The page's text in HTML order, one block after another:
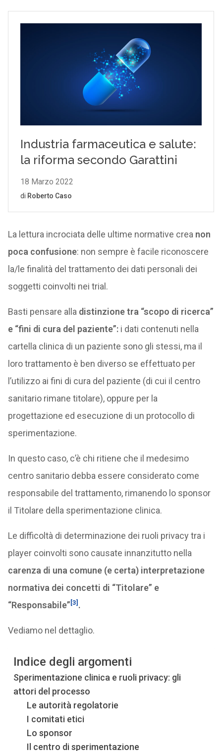
La lettura incrociata delle ultime normative crea non
poca confusione: non sempre è facile riconoscere
la/le finalità del trattamento dei dati personali dei
soggetti coinvolti nei trial.
Basti pensare alla distinzione tra “scopo di ricerca”
e “fini di cura del paziente”: i dati contenuti nella
cartella clinica di un paziente sono gli stessi, ma il
loro trattamento è ben diverso se effettuato per
l’utilizzo ai fini di cura del paziente (di cui il centro
sanitario rimane titolare), oppure per la
progettazione ed esecuzione di un protocollo di
sperimentazione.
In questo caso, c’è chi ritiene che il medesimo
centro sanitario debba essere considerato come
responsabile del trattamento, rimanendo lo sponsor
il Titolare della sperimentazione clinica.
Le difficoltà di determinazione dei ruoli privacy tra i
player coinvolti sono causate innanzitutto nella
carenza di una comune (e certa) interpretazione
normativa dei concetti di “Titolare” e
“Responsabile”[3] .
Vediamo nel dettaglio.
Indice degli argomenti
Sperimentazione clinica e ruoli privacy: gli
attori del processo
Le autorità regolatorie
I comitati etici
Lo sponsor
Il centro di sperimentazione